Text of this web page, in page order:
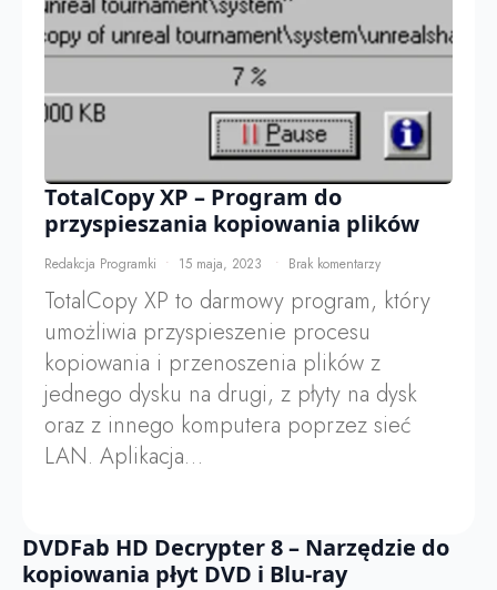
TotalCopy XP – Program do
przyspieszania kopiowania plików
Redakcja Programki 15 maja, 2023 Brak komentarzy
TotalCopy XP to darmowy program, który
umożliwia przyspieszenie procesu
kopiowania i przenoszenia plików z
jednego dysku na drugi, z płyty na dysk
oraz z innego komputera poprzez sieć
LAN. Aplikacja…
DVDFab HD Decrypter 8 – Narzędzie do
kopiowania płyt DVD i Blu-ray